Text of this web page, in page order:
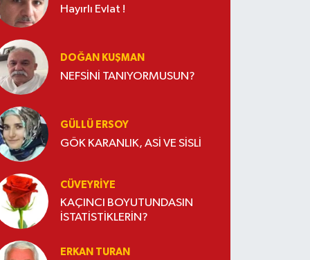
Hayırlı Evlat !
DOĞAN KUŞMAN
NEFSİNİ TANIYORMUSUN?
GÜLLÜ ERSOY
GÖK KARANLIK, ASİ VE SİSLİ
CÜVEYRIYE
KAÇINCI BOYUTUNDASIN
İSTATİSTİKLERİN?
ERKAN TURAN